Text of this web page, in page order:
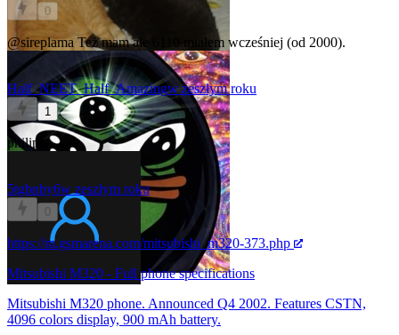
0
@sireplama Też mam ale 6110 miałem wcześniej (od 2000).
Half_NEET_Half_Amazingw zeszłym roku
1
philips
5tgbnhy6w zeszłym roku
0
https://m.gsmarena.com/mitsubishi_m320-373.php
Mitsubishi M320 - Full phone specifications
Mitsubishi M320 phone. Announced Q4 2002. Features CSTN,
4096 colors display, 900 mAh battery.